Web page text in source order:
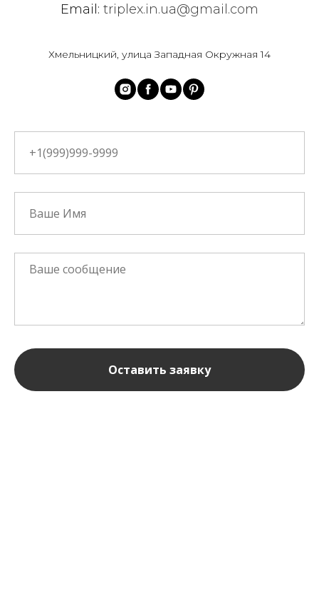
Email: triplex.in.ua@gmail.com
Хмельницкий, улица Западная Окружная 14
Оставить заявку